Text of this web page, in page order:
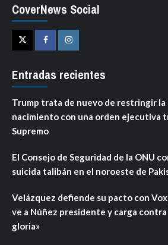
CoverNews Social
TwitterFacebookInstagram
Entradas recientes
Trump trata de nuevo de restringir la
nacimiento con una orden ejecutiva
Supremo
El Consejo de Seguridad de la ONU
suicida talibán en el noroeste de
Velázquez defiende su pacto con
ve a Núñez presidente y carga contra
gloria»